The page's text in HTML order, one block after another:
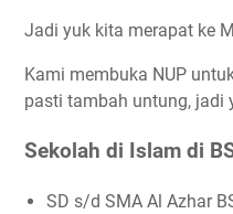
Jadi yuk kita merapat ke
Kami membuka NUP
pasti tambah untung, jadi
Sekolah di Islam di
SD s/d SMA Al Azhar